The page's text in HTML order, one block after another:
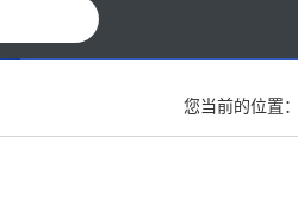
您当前的位置：